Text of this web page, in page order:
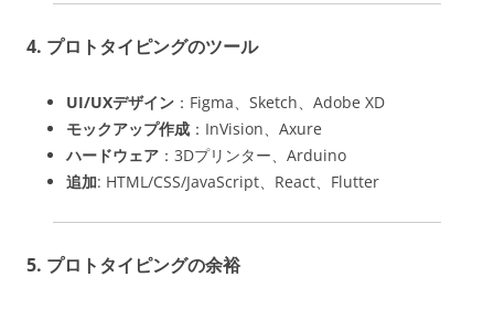
4. プロトタイピングのツール
UI/UXデザイン ：Figma、Sketch、Adobe XD
モックアップ作成 ：InVision、Axure
ハードウェア ：3Dプリンター、Arduino
追加: HTML/CSS/JavaScript、React、Flutter
5. プロトタイピングの余裕